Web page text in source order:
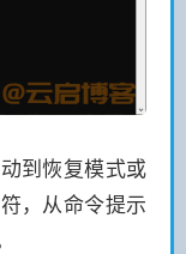
到恢复模式或
，从命令提示